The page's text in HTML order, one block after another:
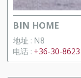
BIN HOME
地址 : N8
电话 : +36-30-